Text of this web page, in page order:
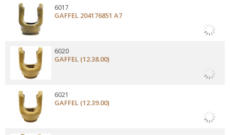
GAFFEL 204176851 A7
6017
GAFFEL (12.38.00)
6020
GAFFEL (12.39.00)
6021